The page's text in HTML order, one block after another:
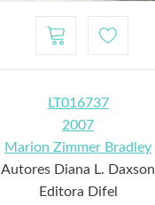
LT016737
2007
Marion Zimmer Bradley
Autores Diana L. Daxson
Editora Difel